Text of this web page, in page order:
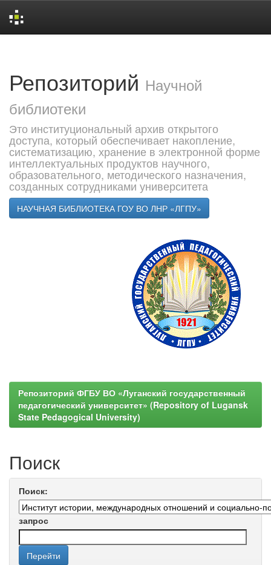
Репозиторий Научной
библиотеки
Это институциональный архив открытого
доступа, который обеспечивает накопление,
систематизацию, хранение в электронной форме
интеллектуальных продуктов научного,
образовательного, методического назначения,
созданных сотрудниками университета
НАУЧНАЯ БИБЛИОТЕКА ГОУ ВО ЛНР «ЛГПУ»
Репозиторий ФГБУ ВО «Луганский государственный
педагогический университет» (Repository of Lugansk
State Pedagogical University)
Поиск
Поиск:
запрос